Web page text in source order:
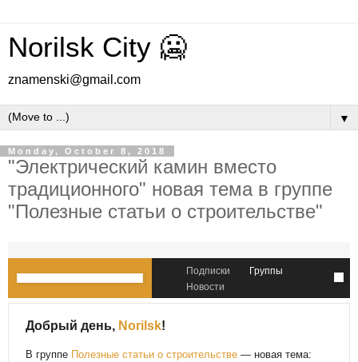
Norilsk City 🥶
znamenski@gmail.com
▼
Monday, October 8, 2018
"Электрический камин вместо
традиционного" новая тема в группе
"Полезные статьи о строительстве"
Подписки
Группы
Новости
Добрый день, Norilsk!
В группе Полезные статьи о строительстве — новая тема: